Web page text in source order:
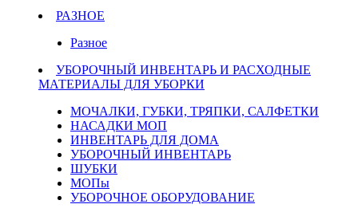
РАЗНОЕ
Разное
УБОРОЧНЫЙ ИНВЕНТАРЬ И РАСХОДНЫЕ
МАТЕРИАЛЫ ДЛЯ УБОРКИ
МОЧАЛКИ, ГУБКИ, ТРЯПКИ, САЛФЕТКИ
НАСАДКИ МОП
ИНВЕНТАРЬ ДЛЯ ДОМА
УБОРОЧНЫЙ ИНВЕНТАРЬ
ШУБКИ
МОПы
УБОРОЧНОЕ ОБОРУДОВАНИЕ